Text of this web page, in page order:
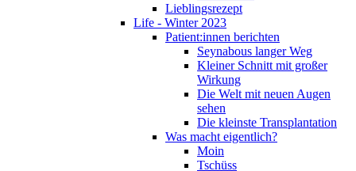
Lieblingsrezept
Life - Winter 2023
Patient:innen berichten
Seynabous langer Weg
Kleiner Schnitt mit großer
Wirkung
Die Welt mit neuen Augen
sehen
Die kleinste Transplantation
Was macht eigentlich?
Moin
Tschüss